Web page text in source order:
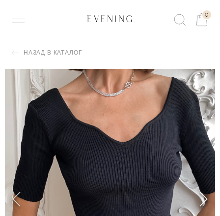
0
НАЗАД В КАТАЛОГ